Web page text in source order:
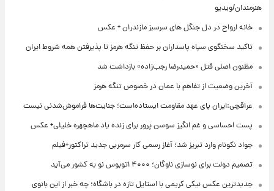
هنرمندان/ویدیو
خانه ارواح در دل جنگل های سرسبز مازندران + عکس
تاکید سخنگوی سپاه پاسداران بر حفظ تنگه هرمز تا پذیرفتن همه شروط ایران
مظنون اصلی قتل «حمیدرضا رجب‌زاده» بازداشت شد
آخرین وضعیت از تفاهم با عمان در خصوص تنگه هرمز
عراقچی:ایران پای عهد مقاومت ایستاده‌است؛ جنایت‌ها فراموش‌شدنی نیست
پست احساسی و غم انگیز سوسن پرور برای زنده یاد ماهچهره خلیلی+ عکس
جواد نکونام وارد تبریز شد؛ آغاز رسمی کار سرمربی جدید تراکتور+فیلم
تصمیم دولت برای نوسازی ناوگان؛ ۴۰۰۰ اتوبوس نو به کشور می‌آید
جدیدترین عکس نیکی کریمی با استایل تازه در باشگاه؛ چه خبر از این بانوی